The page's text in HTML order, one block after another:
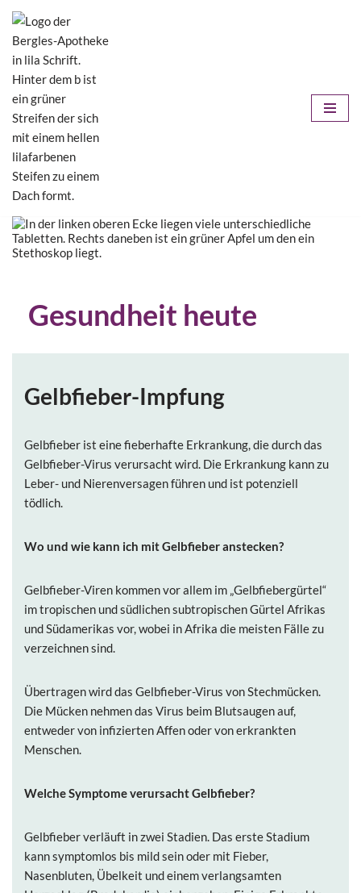
Zum
Inhalt
springen
Gesundheit heute
Gelbfieber-Impfung
Gelbfieber ist eine fieberhafte Erkrankung, die durch das
Gelbfieber-Virus verursacht wird. Die Erkrankung kann zu
Leber- und Nierenversagen führen und ist potenziell
tödlich.
Wo und wie kann ich mit Gelbfieberanstecken?
Gelbfieber-Viren kommen vor allem im „Gelbfiebergürtel“
im tropischen und südlichen subtropischen Gürtel Afrikas
und Südamerikas vor, wobei in Afrika die meisten Fälle zu
verzeichnen sind.
Übertragen wird das Gelbfieber-Virus von Stechmücken.
Die Mücken nehmen das Virus beim Blutsaugen auf,
entweder von infizierten Affen oder von erkrankten
Menschen.
Welche Symptome verursacht Gelbfieber?
Gelbfieber verläuft in zwei Stadien. Das erste Stadium
kann symptomlos bis mild sein oder mit Fieber,
Nasenbluten, Übelkeit und einem verlangsamten